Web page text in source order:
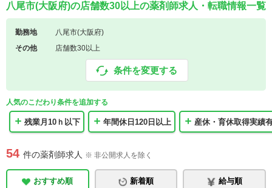
八尾市(大阪府)の店舗数30以上の薬剤師求人・転職情報一覧
勤務地
八尾市(大阪府)
その他
店舗数30以上
条件を変更する
人気のこだわり条件を追加する
残業月10ｈ以下 年間休日120日以上 産休・育休取得実績
54 件の薬剤師求人 ※ 非公開求人を除く
おすすめ順 新着順 給与順